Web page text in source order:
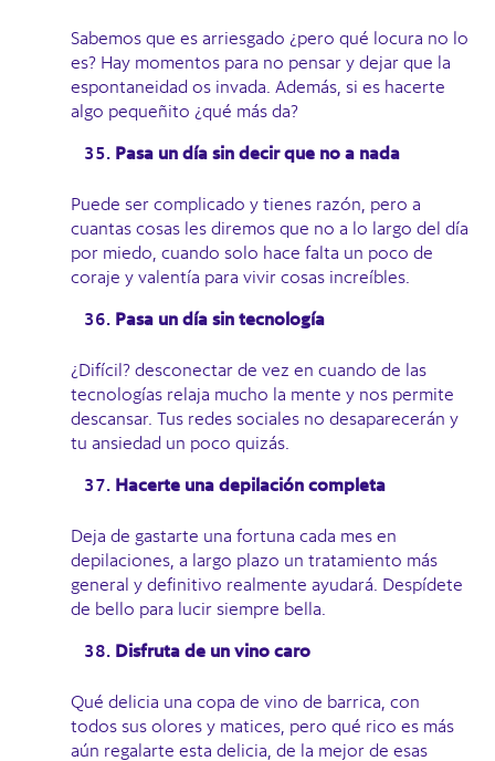
Sabemos que es arriesgado ¿pero qué locura no lo
es? Hay momentos para no pensar y dejar que la
espontaneidad os invada. Además, si es hacerte
algo pequeñito ¿qué más da?
Pasa un día sin decir que no a nada
Puede ser complicado y tienes razón, pero a
cuantas cosas les diremos que no a lo largo del día
por miedo, cuando solo hace falta un poco de
coraje y valentía para vivir cosas increíbles.
Pasa un día sin tecnología
¿Difícil? desconectar de vez en cuando de las
tecnologías relaja mucho la mente y nos permite
descansar. Tus redes sociales no desaparecerán y
tu ansiedad un poco quizás.
Hacerte una depilación completa
Deja de gastarte una fortuna cada mes en
depilaciones, a largo plazo un tratamiento más
general y definitivo realmente ayudará. Despídete
de bello para lucir siempre bella.
Disfruta de un vino caro
Qué delicia una copa de vino de barrica, con
todos sus olores y matices, pero qué rico es más
aún regalarte esta delicia, de la mejor de esas